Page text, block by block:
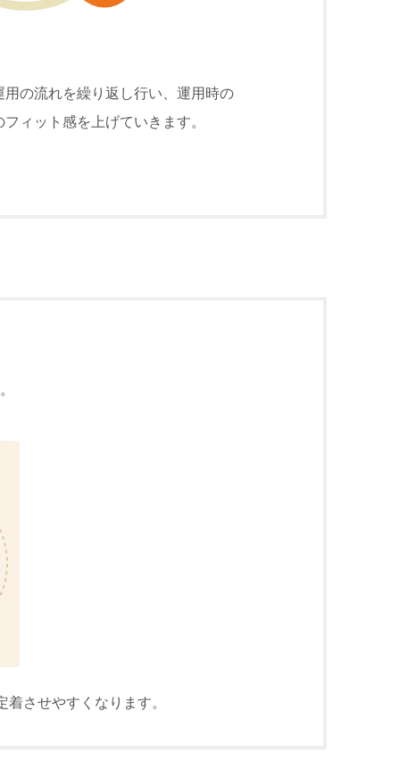
の流れを繰り返し⾏い、運⽤時の
ィット感を上げていきます。
させやすくなります。